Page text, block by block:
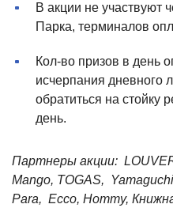
В акции не участвуют
Парка, терминалов
Кол-во призов в день
исчерпания дневного
обратиться на стойку
день.
Партнеры акции:
Mango, TOGAS,
Para, Ecco, Hommy,